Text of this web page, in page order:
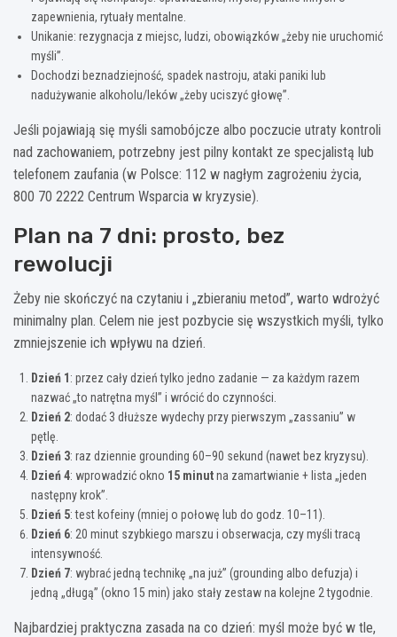
zapewnienia, rytuały mentalne.
Unikanie: rezygnacja z miejsc, ludzi, obowiązków „żeby nie uruchomić
myśli”.
Dochodzi beznadziejność, spadek nastroju, ataki paniki lub
nadużywanie alkoholu/leków „żeby uciszyć głowę”.
Jeśli pojawiają się myśli samobójcze albo poczucie utraty kontroli
nad zachowaniem, potrzebny jest pilny kontakt ze specjalistą lub
telefonem zaufania (w Polsce: 112 w nagłym zagrożeniu życia,
800 70 2222 Centrum Wsparcia w kryzysie).
Plan na 7 dni: prosto, bez
rewolucji
Żeby nie skończyć na czytaniu i „zbieraniu metod”, warto wdrożyć
minimalny plan. Celem nie jest pozbycie się wszystkich myśli, tylko
zmniejszenie ich wpływu na dzień.
Dzień 1 : przez cały dzień tylko jedno zadanie — za każdym razem
nazwać „to natrętna myśl” i wrócić do czynności.
Dzień 2: dodać 3 dłuższe wydechy przy pierwszym „zassaniu” w
pętlę.
Dzień 3: raz dziennie grounding 60–90 sekund (nawet bez kryzysu).
Dzień 4: wprowadzić okno 15 minutna zamartwianie + lista „jeden
następny krok”.
Dzień 5: test kofeiny (mniej o połowę lub do godz. 10–11).
Dzień 6: 20 minut szybkiego marszu i obserwacja, czy myśli tracą
intensywność.
Dzień 7: wybrać jedną technikę „na już” (grounding albo defuzja) i
jedną „długą” (okno 15 min) jako stały zestaw na kolejne 2 tygodnie.
Najbardziej praktyczna zasada na co dzień: myśl może być w tle,